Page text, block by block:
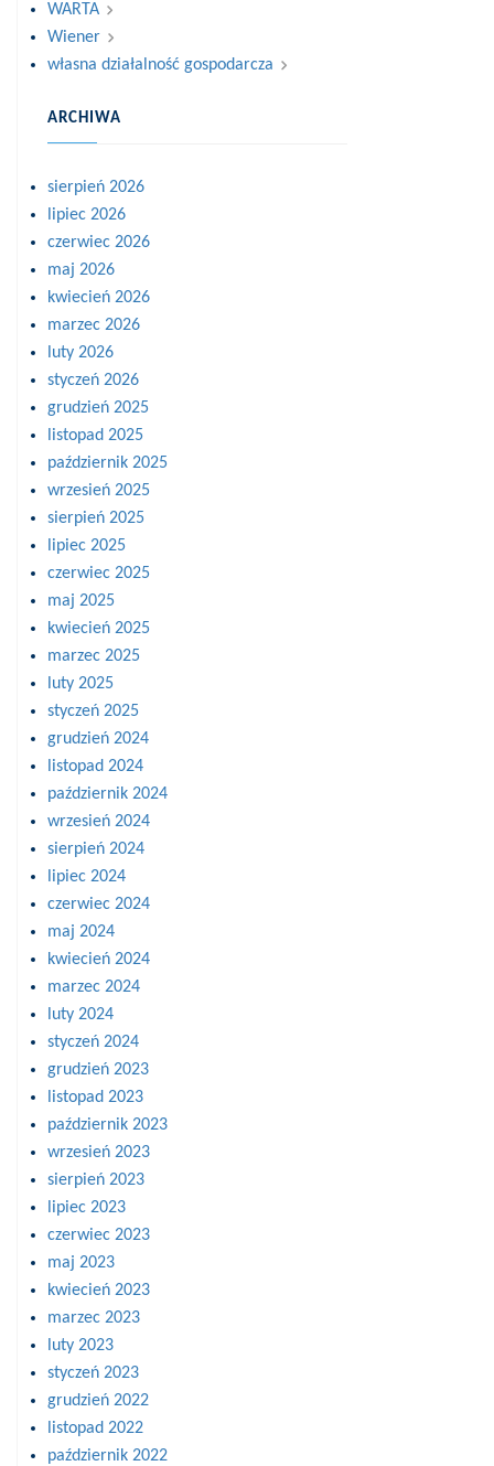
WARTA
Wiener
własna działalność gospodarcza
ARCHIWA
sierpień 2026
lipiec 2026
czerwiec 2026
maj 2026
kwiecień 2026
marzec 2026
luty 2026
styczeń 2026
grudzień 2025
listopad 2025
październik 2025
wrzesień 2025
sierpień 2025
lipiec 2025
czerwiec 2025
maj 2025
kwiecień 2025
marzec 2025
luty 2025
styczeń 2025
grudzień 2024
listopad 2024
październik 2024
wrzesień 2024
sierpień 2024
lipiec 2024
czerwiec 2024
maj 2024
kwiecień 2024
marzec 2024
luty 2024
styczeń 2024
grudzień 2023
listopad 2023
październik 2023
wrzesień 2023
sierpień 2023
lipiec 2023
czerwiec 2023
maj 2023
kwiecień 2023
marzec 2023
luty 2023
styczeń 2023
grudzień 2022
listopad 2022
październik 2022